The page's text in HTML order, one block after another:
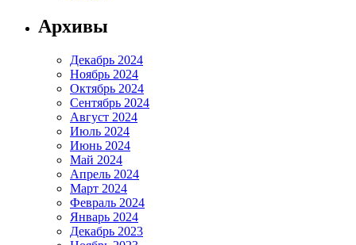
Архивы
Декабрь 2024
Ноябрь 2024
Октябрь 2024
Сентябрь 2024
Август 2024
Июль 2024
Июнь 2024
Май 2024
Апрель 2024
Март 2024
Февраль 2024
Январь 2024
Декабрь 2023